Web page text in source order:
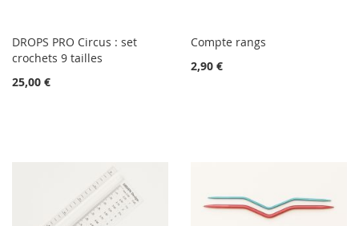
DROPS PRO Circus : set
crochets 9 tailles
25,00 €
Compte rangs
2,90 €